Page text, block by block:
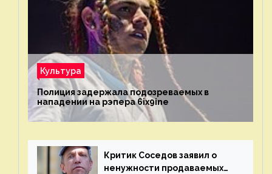
Культура
Полиция задержала подозреваемых в
нападении на рэпера 6ix9ine
Критик Соседов заявил о
ненужности продаваемых